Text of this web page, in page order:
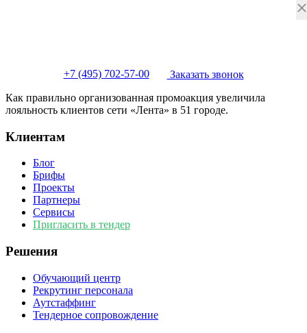
+7 (495) 702-57-00
Заказать звонок
Как правильно организованная промоакция увеличила
лояльность клиентов сети «Лента» в 51 городе.
Клиентам
Блог
Брифы
Проекты
Партнеры
Сервисы
Пригласить в тендер
Решения
Обучающий центр
Рекрутинг персонала
Аутстаффинг
Тендерное сопровождение
×
×
×